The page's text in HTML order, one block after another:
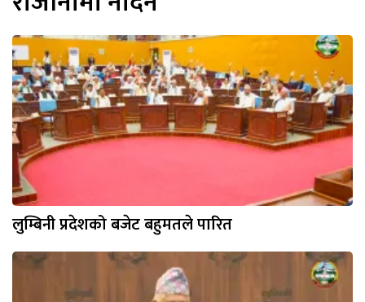
लुम्बिनी प्रदेशको बजेट बहुमतले पारित